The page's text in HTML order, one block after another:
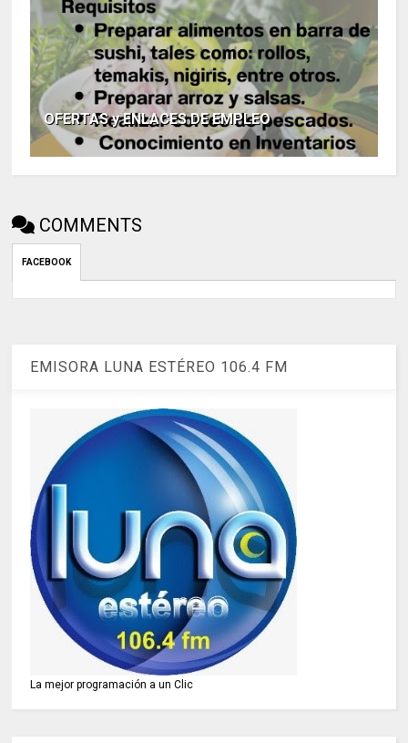
OFERTAS y ENLACES DE EMPLEO
COMMENTS
FACEBOOK
EMISORA LUNA ESTÉREO 106.4 FM
La mejor programación a un Clic